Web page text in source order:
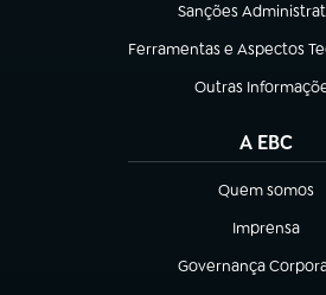
Sanções
(abre em nova aba)
Ferramentas e Aspectos
(abre em nova aba)
Outras
(abre em nova
A EBC
Quem somos
(abre em nova
Imprensa
(abre em
Governança
(abre em nova aba)